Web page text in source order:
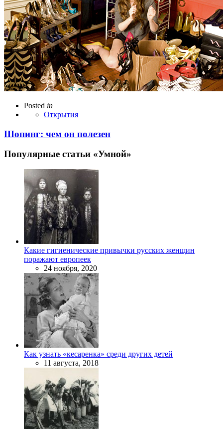
Posted in
Открытия
Шопинг: чем он полезен
Популярные статьи «Умной»
Какие гигиенические привычки русских женщин
поражают европеек
24 ноября, 2020
Как узнать «кесаренка» среди других детей
11 августа, 2018